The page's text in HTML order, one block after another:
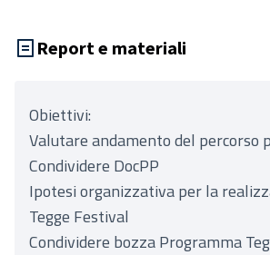
Report e materiali
Obiettivi:
Valutare andamento del percorso
Condividere DocPP
Ipotesi organizzativa per la
Tegge Festival
Condividere bozza Programma